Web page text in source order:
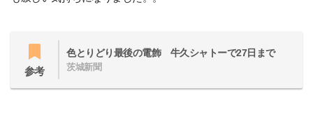
参考
色とりどり最後の電飾 牛久シャトーで27日まで
茨城新聞